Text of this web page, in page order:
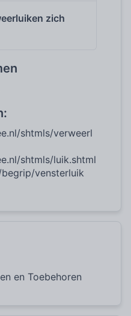
zich
shtmls/verweerl
shtmls/luik.shtml
vensterluik
en Toebehoren